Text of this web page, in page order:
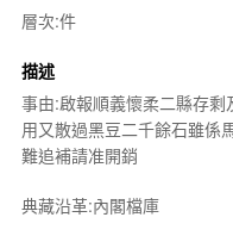
層次:件
描述
事由:啟報順義懷柔二縣存
用又散過黑豆二千餘石雖係
難追補請准開銷
典藏沿革:內閣檔庫